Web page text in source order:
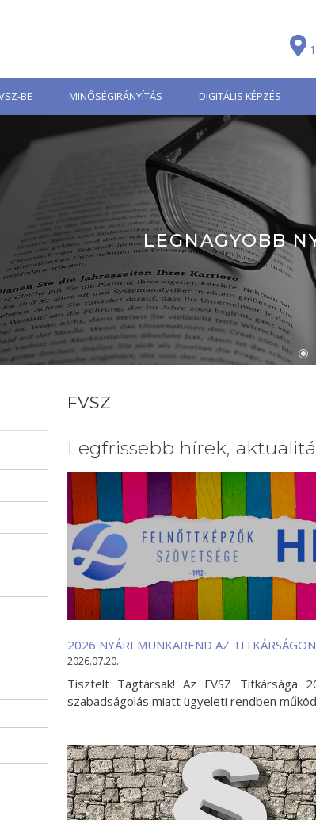
BE MINŐSÉGIRÁNYÍTÁS DIGITÁLIS KÉPZÉS
LEGNAGYOBB
FVSZ
Legfrissebb hírek,
2026 NYÁRI MUNKAREND AZ TITKÁRSÁGON
2026.07.20.
Tisztelt Tagtársak! Az FVSZ
szabadságolás miatt ügyeleti rendben